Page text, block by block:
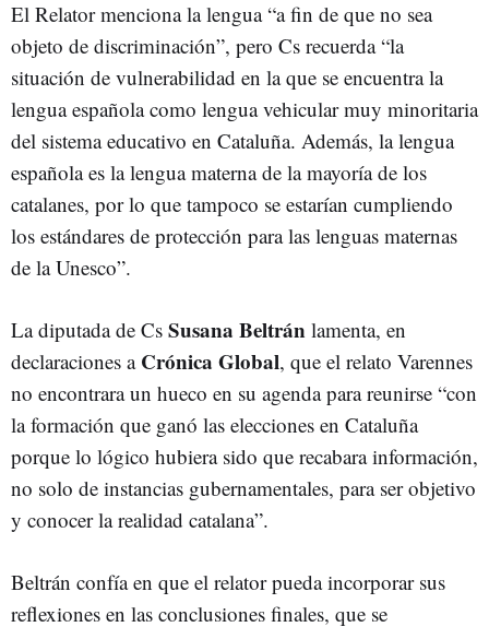
El Relator menciona la lengua “a fin de que no sea
objeto de discriminación”, pero Cs recuerda “la
situación de vulnerabilidad en la que se encuentra la
lengua española como lengua vehicular muy minoritaria
del sistema educativo en Cataluña. Además, la lengua
española es la lengua materna de la mayoría de los
catalanes, por lo que tampoco se estarían cumpliendo
los estándares de protección para las lenguas maternas
de la Unesco”.
La diputada de Cs Susana Beltrán lamenta, en
declaraciones a Crónica Global, que el relato Varennes
no encontrara un hueco en su agenda para reunirse “con
la formación que ganó las elecciones en Cataluña
porque lo lógico hubiera sido que recabara información,
no solo de instancias gubernamentales, para ser objetivo
y conocer la realidad catalana”.
Beltrán confía en que el relator pueda incorporar sus
reflexiones en las conclusiones finales, que se